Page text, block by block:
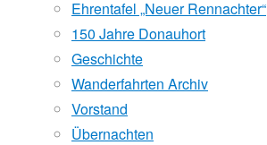
Ehrentafel „Neuer Rennachter“
150 Jahre Donauhort
Geschichte
Wanderfahrten Archiv
Vorstand
Übernachten
Seichtstellen
Schleusenstatus
Windfinder Kuchelauer Hafen
Mitglied der